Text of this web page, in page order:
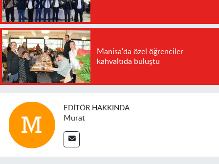
Manisa'da özel öğrenciler
kahvaltıda buluştu
EDITÖR HAKKINDA
Murat